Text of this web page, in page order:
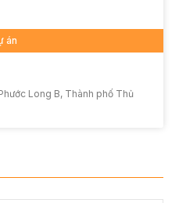
án
Long B, Thành phố Thủ